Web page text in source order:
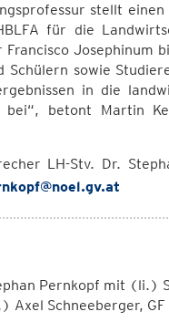
stellt
für die
Josephinum
sowie
in die
betont Martin
LH-Stv. Dr.
Pernkopf mit (li.)
Axel Schneeberger,